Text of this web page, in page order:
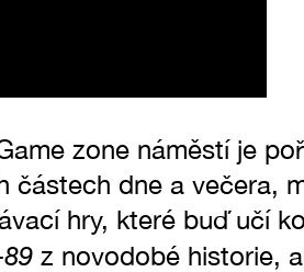
zone náměstí je
částech dne a večera,
hry, které buď učí
z novodobé historie,